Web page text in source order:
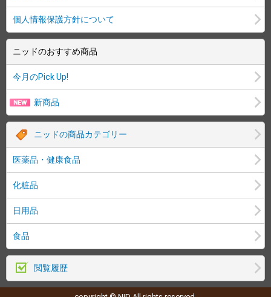
個人情報保護方針について
ニッドのおすすめ商品
今月のPick Up!
新商品
ニッドの商品カテゴリー
医薬品・健康食品
化粧品
日用品
食品
閲覧履歴